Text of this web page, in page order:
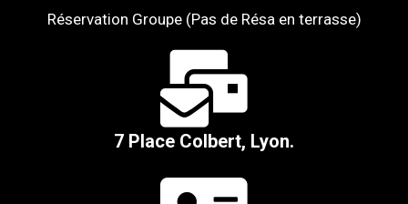
Réservation Groupe (Pas de Résa en terrasse)
7 Place Colbert, Lyon.